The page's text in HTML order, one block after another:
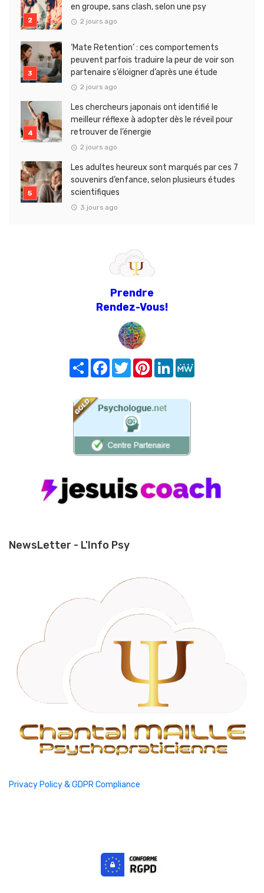
en groupe, sans clash, selon une psy
2 jours ago
‘Mate Retention’ : ces comportements
peuvent parfois traduire la peur de voir son
partenaire s’éloigner d’après une étude
2 jours ago
Les chercheurs japonais ont identifié le
meilleur réflexe à adopter dès le réveil pour
retrouver de l’énergie
2 jours ago
Les adultes heureux sont marqués par ces 7
souvenirs d’enfance, selon plusieurs études
scientifiques
3 jours ago
Prendre
Rendez-Vous!
Share FacebookTwitterPinterest
LinkedIn
NewsLetter - L'Info Psy
Privacy Policy & GDPR Compliance